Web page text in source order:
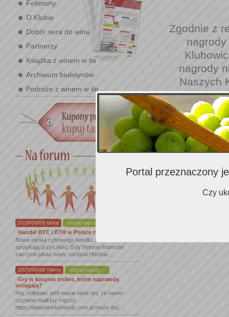
Felietony
O Klubie
Dobór sera do wina
Partnerzy
Książka z winem w tle
Archiwum biuletynów
Podróże z winem w tle
2026/08/08 tatka czytaj więcej...
Handel BTC i ETH w Polsce na nowym ...
Nowa epoka cyfrowego handlu: kryptowaluty
spotykają przyszłość Gdy historia finansów
zaczyna pisać nowy rozdział Historia ...
2026/08/08 Pierro czytaj więcej...
Gry w kasynie online, które naprawdę
wciągają?
Hej, chłopaki, jeśli macie takie dni, że nawet
czytanie maili już męczy,
https://laboratoriumwody.com.pl może dać ...
Zgodnie z
nagrody
Naszych
Zaloguj się
Portal przeznaczony
Czy